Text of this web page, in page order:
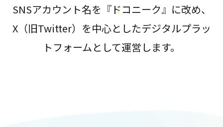
SNSアカウント名を『ドコニーク』に改め、
X（旧Twitter）を中心としたデジタルプラッ
トフォームとして運営します。